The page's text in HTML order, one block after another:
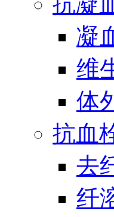
凝
维
体
抗血
去
纤